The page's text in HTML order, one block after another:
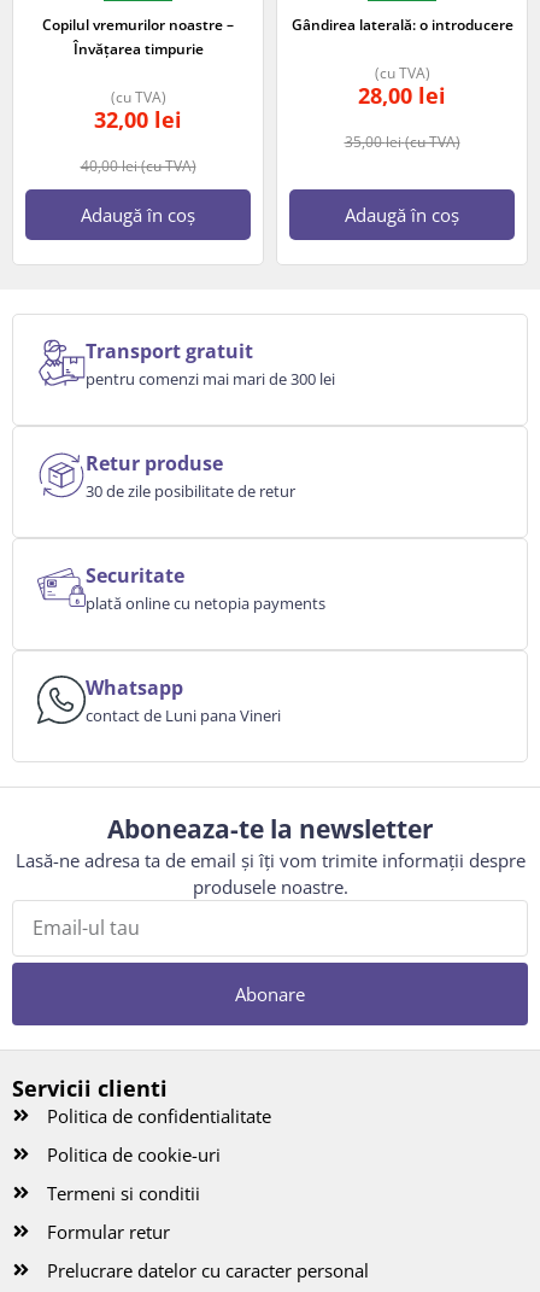
Copilul vremurilor noastre –
Învățarea timpurie
40,00lei(cu TVA)
32,00 lei
(cu TVA)
Adaugă în coș
Gândirea laterală: o introducere
35,00lei(cu TVA)
28,00 lei
(cu TVA)
Adaugă în coș
Transport gratuit
pentru comenzi mai mari de 300 lei
Retur produse
30 de zile posibilitate de retur
Securitate
plată online cu netopia payments
Whatsapp
contact de Luni pana Vineri
Aboneaza-te la newsletter
Lasă-ne adresa ta de email și îți vom trimite informații despre
produsele noastre.
Abonare
Servicii clienti
Politica de confidentialitate
Politica de cookie-uri
Termeni si conditii
Formular retur
Prelucrare datelor cu caracter personal